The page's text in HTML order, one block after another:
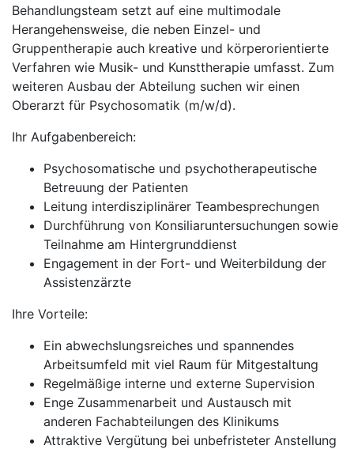
Behandlungsteam setzt auf eine multimodale
Herangehensweise, die neben Einzel- und
Gruppentherapie auch kreative und körperorientierte
Verfahren wie Musik- und Kunsttherapie umfasst. Zum
weiteren Ausbau der Abteilung suchen wir einen
Oberarzt für Psychosomatik (m/w/d).
Ihr Aufgabenbereich:
Psychosomatische und psychotherapeutische
Betreuung der Patienten
Leitung interdisziplinärer Teambesprechungen
Durchführung von Konsiliaruntersuchungen sowie
Teilnahme am Hintergrunddienst
Engagement in der Fort- und Weiterbildung der
Assistenzärzte
Ihre Vorteile:
Ein abwechslungsreiches und spannendes
Arbeitsumfeld mit viel Raum für Mitgestaltung
Regelmäßige interne und externe Supervision
Enge Zusammenarbeit und Austausch mit
anderen Fachabteilungen des Klinikums
Attraktive Vergütung bei unbefristeter Anstellung